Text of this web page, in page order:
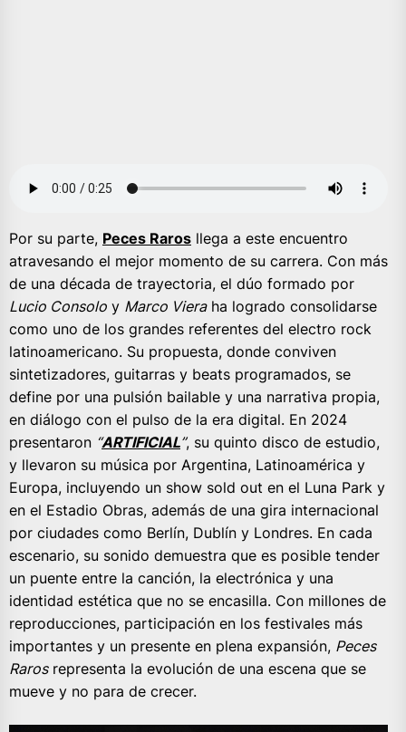
Por su parte, Peces Raros llega a este encuentro
atravesando el mejor momento de su carrera. Con más
de una década de trayectoria, el dúo formado por
Lucio Consolo y Marco Vieraha logrado consolidarse
como uno de los grandes referentes del electro rock
latinoamericano. Su propuesta, donde conviven
sintetizadores, guitarras y beats programados, se
define por una pulsión bailable y una narrativa propia,
en diálogo con el pulso de la era digital. En 2024
presentaron “ARTIFICIAL”, su quinto disco de estudio,
y llevaron su música por Argentina, Latinoamérica y
Europa, incluyendo un show sold out en el Luna Park y
en el Estadio Obras, además de una gira internacional
por ciudades como Berlín, Dublín y Londres. En cada
escenario, su sonido demuestra que es posible tender
un puente entre la canción, la electrónica y una
identidad estética que no se encasilla. Con millones de
reproducciones, participación en los festivales más
importantes y un presente en plena expansión, Peces
Rarosrepresenta la evolución de una escena que se
mueve y no para de crecer.